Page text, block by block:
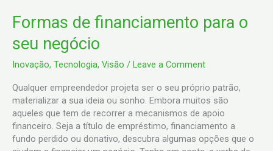
Formas de financiamento para o
seu negócio
Inovação, Tecnologia, Visão / Leave a Comment
Qualquer empreendedor projeta ser o seu próprio patrão,
materializar a sua ideia ou sonho. Embora muitos são
aqueles que tem de recorrer a mecanismos de apoio
financeiro. Seja a título de empréstimo, financiamento a
fundo perdido ou donativo, descubra algumas opções que o
Formas
de
financiamento
o
seu
negócio